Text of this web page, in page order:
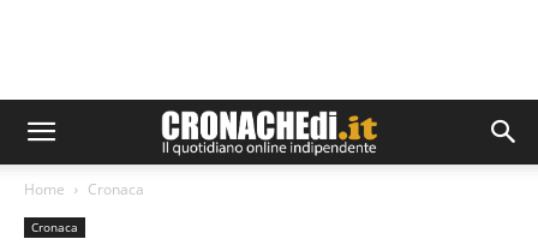
Home Cronaca
Cronaca